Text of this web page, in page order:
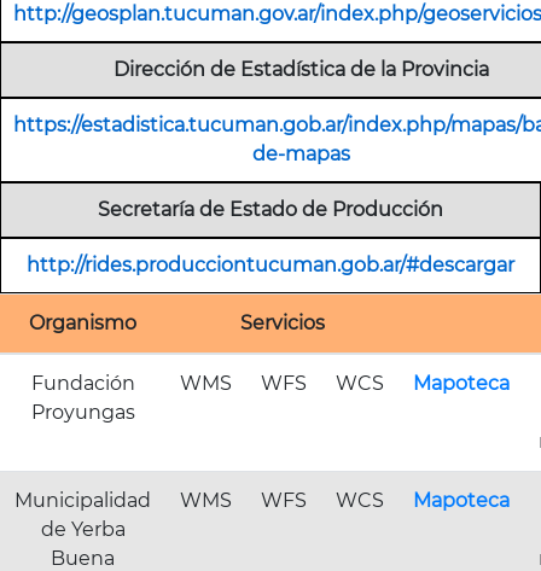
http://geosplan.tucuman.gov.ar/index.php/
Dirección de Estadística de la Provincia
https://estadistica.tucuman.gob.ar/index.php/mapas/
de-mapas
Secretaría de Estado de Producción
http://rides.producciontucuman.gob.ar/#descargar
Organismo Servicios
Fundación
Proyungas
WMS WFS WCS Mapoteca
Municipalidad
de Yerba
Buena
WMS WFS WCS Mapoteca